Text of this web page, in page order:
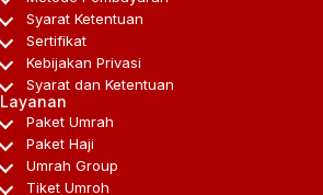
Syarat Ketentuan
Sertifikat
Kebijakan Privasi
Syarat dan Ketentuan
Layanan
Paket Umrah
Paket Haji
Umrah Group
Tiket Umroh